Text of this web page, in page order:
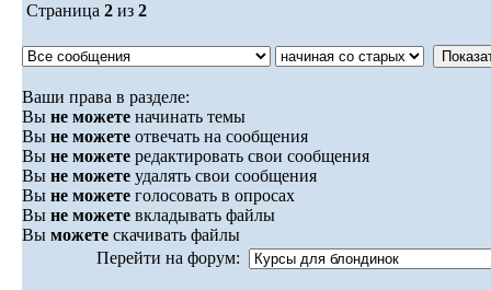
Страница 2 из 2
Ваши права в разделе:
Вы не можете начинать темы
Вы не можете отвечать на сообщения
Вы не можете редактировать свои сообщения
Вы не можете удалять свои сообщения
Вы не можете голосовать в опросах
Вы не можете вкладывать файлы
Вы можете скачивать файлы
Перейти на форум: